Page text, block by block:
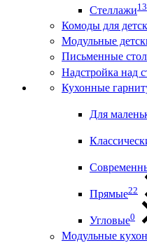
Стеллажи13
Комоды для
Модульные
Письменные
Надстройка над
Кухонные
Для
Прямые22
Угловые0
Модульные